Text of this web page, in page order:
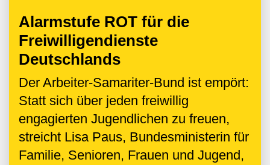
Alarmstufe ROT für die
Freiwilligendienste
Deutschlands
Der Arbeiter-Samariter-Bund ist empört:
Statt sich über jeden freiwillig
engagierten Jugendlichen zu freuen,
streicht Lisa Paus, Bundesministerin für
Familie, Senioren, Frauen und Jugend,